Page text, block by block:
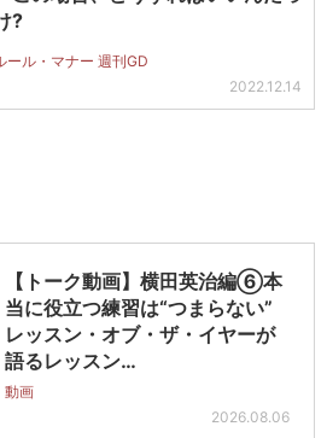
?
ール・マナー 週刊GD
2022.12.14
【トーク動画】横田英治編⑥本
当に役立つ練習は“つまらない”
レッスン・オブ・ザ・イヤーが
語るレッスン…
動画
2026.08.06